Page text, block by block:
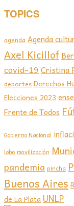
TOPICS
agenda Agenda
Axel Kicillof
covid-19 Cristina
deportes Derechos
Elecciones 2023
Frente de Todos
Gobierno Nacional
lobo movilización
pandemia pincha
Buenos Aires
de La Plata UNLP